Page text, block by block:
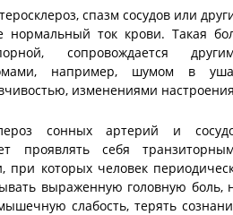
спазм сосудов или
ток крови. Такая
сопровождается
например, шумом в
изменениями
сонных артерий и
проявлять себя
при которых человек
выраженную головную боль,
слабость, терять